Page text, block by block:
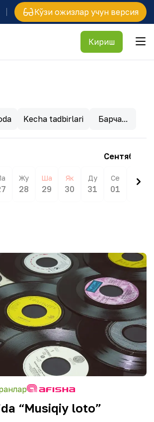
Кўзи ожизлар учун версия
Кириш
Kecha tadbirlari Барча...
Жу
28
Ша
29
Як
30
Ду
31
Сентябр
Се
01
Чо
“Musiqiy loto”